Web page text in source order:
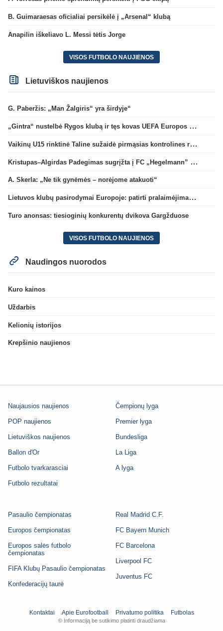
B. Guimaraesas oficialiai persikėlė į „Arsenal“ klubą
Anapilin iškeliavo L. Messi tėtis Jorge
VISOS FUTBOLO NAUJIENOS
Lietuviškos naujienos
G. Paberžis: „Man Žalgiris“ yra širdyje“
„Gintra“ nustelbė Rygos klubą ir tęs kovas UEFA Europos taurės atrankoje
Vaikinų U15 rinktinė Taline sužaidė pirmąsias kontrolines rungtynes
Kristupas–Algirdas Padegimas sugrįžta į FC „Hegelmann” B sudėtį
A. Skerla: „Ne tik gynėmės – norėjome atakuoti“
Lietuvos klubų pasirodymai Europoje: patirti pralaimėjimai Kroatijos atstovams
Turo anonsas: tiesioginių konkurentų dvikova Gargžduose
VISOS FUTBOLO NAUJIENOS
Naudingos nuorodos
Kuro kainos
Uždarbis
Kelionių istorijos
Krepšinio naujienos
Naujausios naujienos
POP naujienos
Lietuviškos naujienos
Ballon d'Or
Futbolo tvarkarasciai
Futbolo rezultatai
Čempionų lyga
Premier lyga
Bundesliga
La Liga
A lyga
Pasaulio čempionatas
Europos čempionatas
Europos salės futbolo
čempionatas
FIFA Klubų Pasaulio čempionatas
Konfederacijų taurė
Real Madrid C.F.
FC Bayern Munich
FC Barcelona
Liverpool FC
Juventus FC
Kontaktai Apie Eurofootball Privatumo politika Futbolas
© Informaciją be sutikimo platinti draudžiama